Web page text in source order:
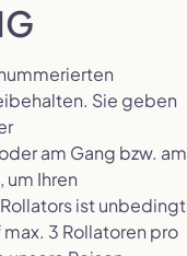
Sie geben
am Gang bzw. am
um Ihren
ist unbedingt
3 Rollatoren pro